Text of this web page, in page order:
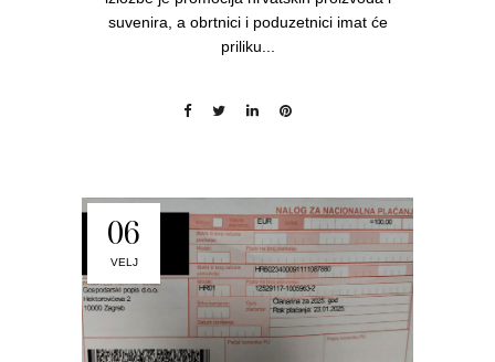
suvenira, a obrtnici i poduzetnici imat će
priliku...
06
VELJ